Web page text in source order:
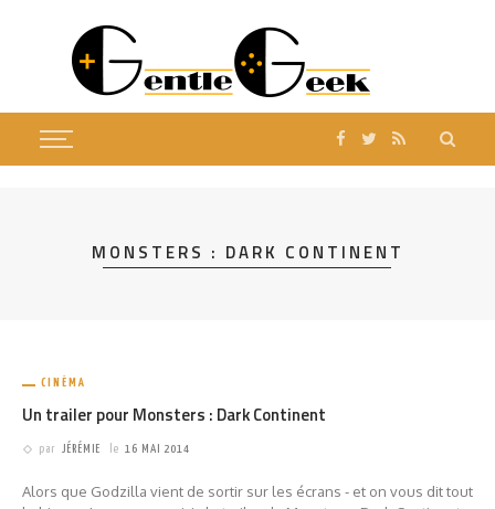
MONSTERS : DARK CONTINENT
CINÉMA
Un trailer pour Monsters : Dark Continent
par JÉRÉMIE le 16 MAI 2014
Alors que Godzilla vient de sortir sur les écrans - et on vous dit tout